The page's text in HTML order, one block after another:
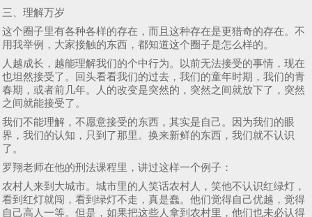
三、理解万岁
这个圈子里有各种各样的存在，而且这种存在是更猎奇的存在。不
用我举例，大家接触的东西，都知道这个圈子是怎么样的。
人越成长，越能理解我们的个中行为。以前无法接受的事情，现在
也坦然接受了。回头看看我们的过去，我们的童年时期，我们的青
春期，或者前几年。人的改变是突然的，突然之间就放下了，突然
之间就能接受了。
我们不能理解，不愿意接受的东西，其实是自己。因为我们的眼
界，我们的认知，只到了那里。换来新鲜的东西，我们就不认识
了。
罗翔老师在他的刑法课程里，讲过这样一个例子：
农村人来到大城市。城市里的人笑话农村人，笑他不认识红绿灯，
看到红灯就闯，看到绿灯不走，真是蠢。他们觉得自己优越，觉得
自己高人一等。但是，如果把这些人拿到农村里，他们也未必认得